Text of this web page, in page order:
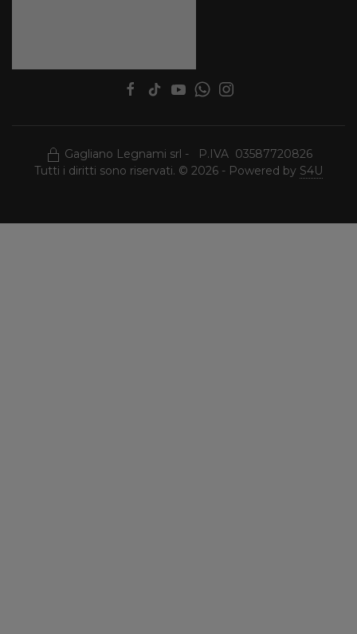
Gagliano Legnami srl - P.IVA 03587720826
Tutti i diritti sono riservati. © 2026 - Powered by S4U